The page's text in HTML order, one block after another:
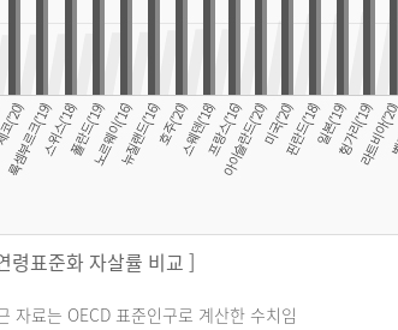
령표준화 자살률 비교 ]
료는 OECD 표준인구로 계산한 수치임